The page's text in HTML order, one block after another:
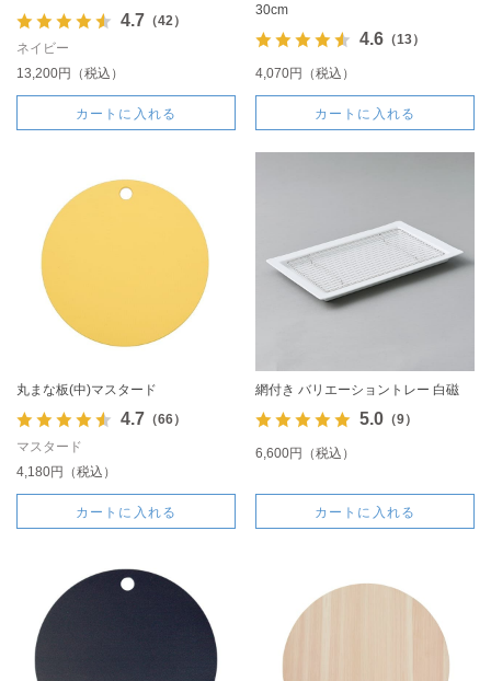
4.7 （42）
ネイビー
13,200円（税込）
カートに入れる
30cm
4.6（13）
4,070円（税込）
カートに入れる
丸まな板(中)マスタード
4.7 （66）
マスタード
4,180円（税込）
カートに入れる
網付き バリエーショントレー 白磁
5.0（9）
6,600円（税込）
カートに入れる